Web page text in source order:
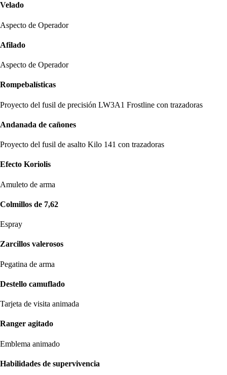
Velado
Aspecto de Operador
Afilado
Aspecto de Operador
Rompebalísticas
Proyecto del fusil de precisión LW3A1 Frostline con trazadoras
Andanada de cañones
Proyecto del fusil de asalto Kilo 141 con trazadoras
Efecto Koriolis
Amuleto de arma
Colmillos de 7,62
Espray
Zarcillos valerosos
Pegatina de arma
Destello camuflado
Tarjeta de visita animada
Ranger agitado
Emblema animado
Habilidades de supervivencia